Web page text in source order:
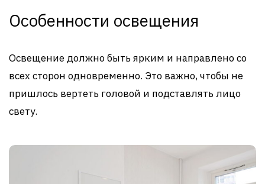
Особенности освещения
Освещение должно быть ярким и направлено со
всех сторон одновременно. Это важно, чтобы не
пришлось вертеть головой и подставлять лицо
свету.